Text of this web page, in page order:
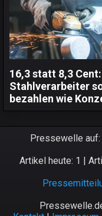
16,3 statt 8,3
Stahlverarbeiter
bezahlen wie
Pressewelle auf:
Artikel heute: 1 |